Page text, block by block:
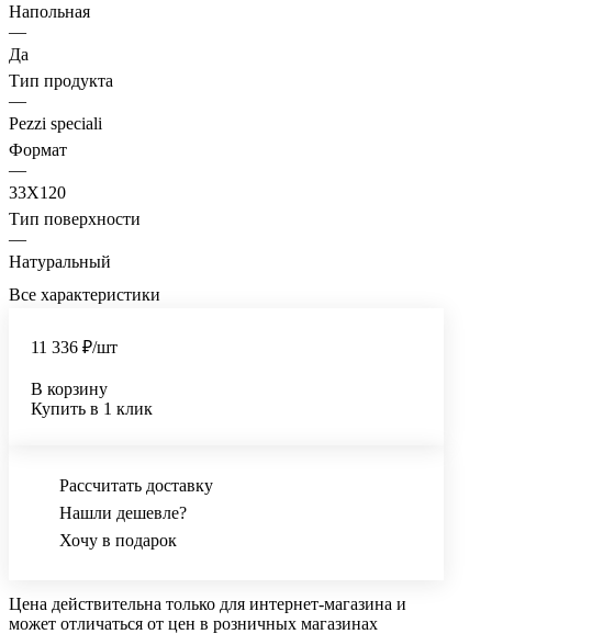
Напольная
—
Да
Тип продукта
—
Pezzi speciali
Формат
—
33X120
Тип поверхности
—
Натуральный
Все характеристики
11 336 ₽/шт
В корзину
Купить в 1 клик
Рассчитать доставку
Нашли дешевле?
Хочу в подарок
Цена действительна только для интернет-магазина и
может отличаться от цен в розничных магазинах